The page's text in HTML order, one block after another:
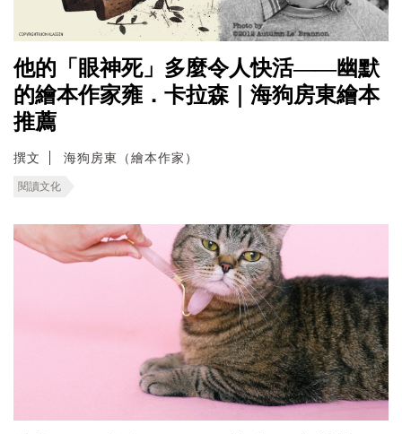
他的「眼神死」多麼令人快活——幽默
的繪本作家雍．卡拉森｜海狗房東繪本
推薦
撰文 海狗房東（繪本作家）
閱讀文化